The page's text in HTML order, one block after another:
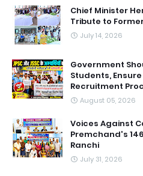
Chief Minister
Tribute to
July 14, 2026
Government
Students,
Recruitment
August 05, 2026
Voices Against
Premchand's
Ranchi
July 31, 2026